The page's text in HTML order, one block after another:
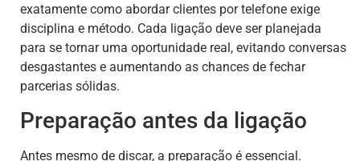
exatamente como abordar clientes por telefone exige
disciplina e método. Cada ligação deve ser planejada
para se tornar uma oportunidade real, evitando conversas
desgastantes e aumentando as chances de fechar
parcerias sólidas.
Preparação antes da ligação
Antes mesmo de discar, a preparação é essencial.